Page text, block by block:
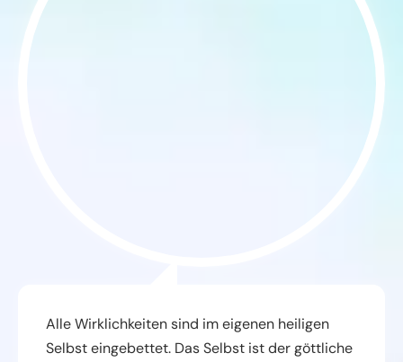
Alle Wirklichkeiten sind im eigenen heiligen
Selbst eingebettet. Das Selbst ist der göttliche